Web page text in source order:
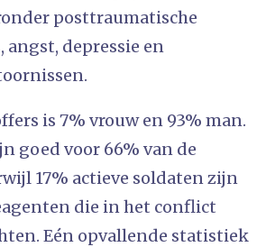
posttraumatische
angst, depressie en
is 7% vrouw en 93% man.
goed voor 66% van de
17% actieve soldaten zijn
die in het conflict
Eén opvallende statistiek